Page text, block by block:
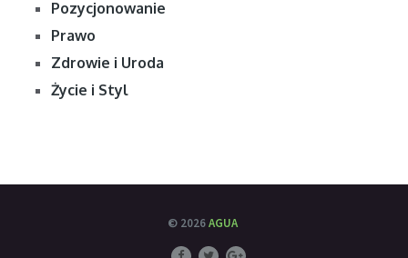
Pozycjonowanie
Prawo
Zdrowie i Uroda
Życie i Styl
© 2026AGUA